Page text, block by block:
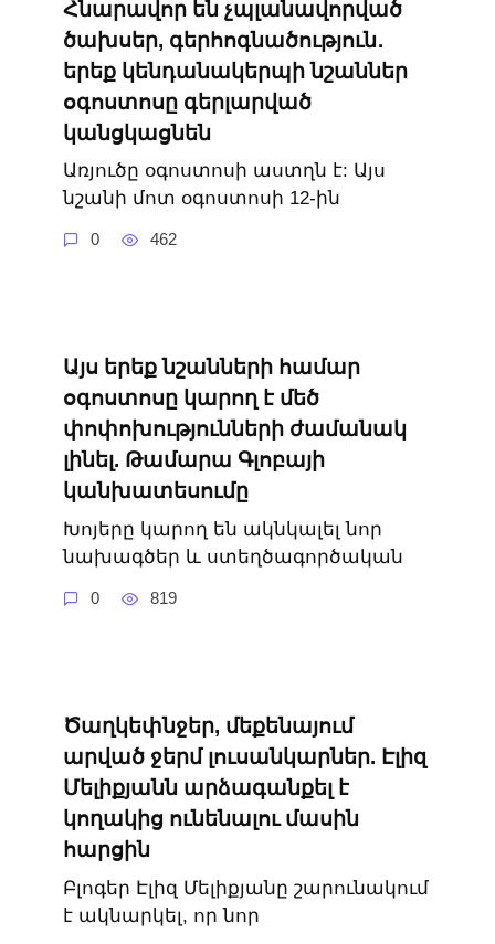
Հնարավոր են չպլանավորված
ծախսեր, գերհոգնածություն․
երեք կենդանակերպի նշաններ
օգոստոսը գերլարված
կանցկացնեն
Առյուծը օգոստոսի աստղն է: Այս
նշանի մոտ օգոստոսի 12-ին
0 462
Այս երեք նշանների համար
օգոստոսը կարող է մեծ
փոփոխությունների ժամանակ
լինել. Թամարա Գլոբայի
կանխատեսումը
Խոյերը կարող են ակնկալել նոր
նախագծեր և ստեղծագործական
0 819
Ծաղկեփնջեր, մեքենայում
արված ջերմ լուսանկարներ. Էլիզ
Մելիքյանն արձագանքել է
կողակից ունենալու մասին
հարցին
Բլոգեր Էլիզ Մելիքյանը շարունակում
է ակնարկել, որ նոր